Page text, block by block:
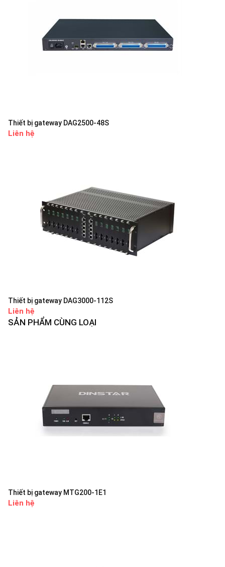
Thiết bị gateway DAG2500-48S
Liên hệ
Thiết bị gateway DAG3000-112S
Liên hệ
SẢN PHẨM CÙNG LOẠI
Thiết bị gateway MTG200-1E1
Liên hệ